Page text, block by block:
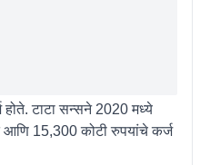
होते. टाटा सन्सने 2020 मध्ये
आणि 15,300 कोटी रुपयांचे कर्ज